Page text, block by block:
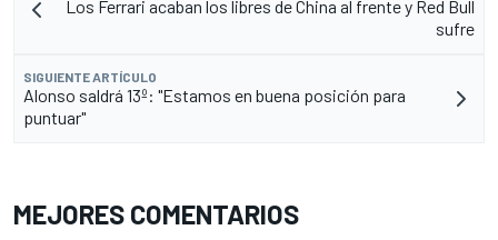
Los Ferrari acaban los libres de China al frente y Red Bull
sufre
SIGUIENTE ARTÍCULO
Alonso saldrá 13º: "Estamos en buena posición para
puntuar"
MEJORES COMENTARIOS